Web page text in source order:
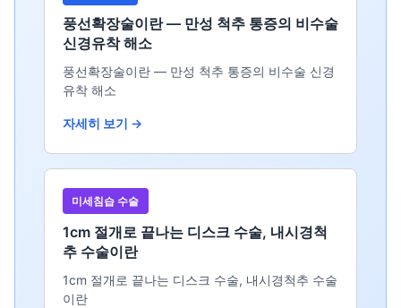
풍선확장술이란 — 만성 척추 통증의 비수술
신경유착 해소
풍선확장술이란 — 만성 척추 통증의 비수술 신경
유착 해소
자세히 보기 →
미세침습 수술
1cm 절개로 끝나는 디스크 수술, 내시경척
추 수술이란
1cm 절개로 끝나는 디스크 수술, 내시경척추 수술
이란